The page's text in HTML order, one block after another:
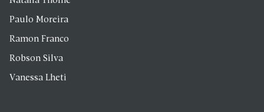
Paulo Moreira
Ramon Franco
Robson Silva
Vanessa Lheti